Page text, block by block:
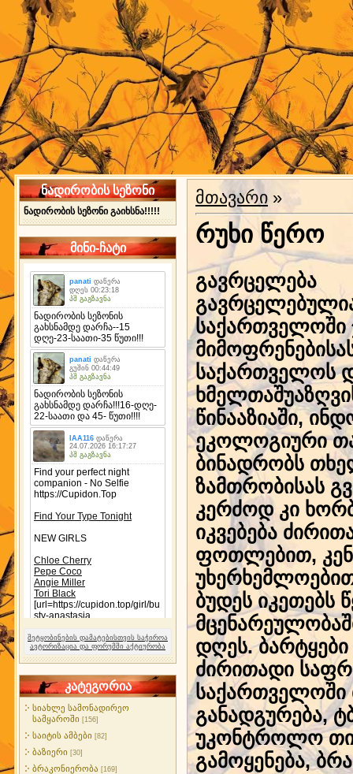
ნადირობის სეზონი
ნადირობის სეზონი გაიხსნა!!!!!
მინი-ჩატი
შეტყობინების დამატებისთვის საჭიროა
ავტორიზაცია და ფორუმში აქტიურობა
კატეგორია
სიახლე სამონადირეო
სამყაროში [156]
საიტის ამბები [82]
ბაზიერი [30]
ბრაკონიერობა [169]
მთავარი »
რუხი წერო
გავრცელება
საქართველოში
საქართველოს
წინააზიაში,
ეკოლოგიური
ბინადრობს
ზამთრობისას
კერძოდ კი
იკვებება
ფოთლებით,
ბუდეს იკეთებს
დღეს.
ძირითადი
საქართველოში
განადგურება,
უკონტროლო
გამოყენება,